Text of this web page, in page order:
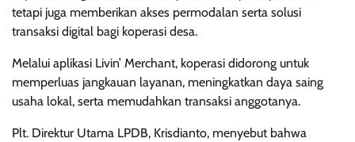
tetapi juga memberikan akses permodalan serta solusi
transaksi digital bagi koperasi desa.
Melalui aplikasi Livin’ Merchant, koperasi didorong untuk
memperluas jangkauan layanan, meningkatkan daya saing
usaha lokal, serta memudahkan transaksi anggotanya.
Plt. Direktur Utama LPDB, Krisdianto, menyebut bahwa